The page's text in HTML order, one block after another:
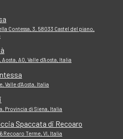
Contessa, 3, 58033 Castel del piano,
AO, Valle d'Aosta, Italia
Valle d'Aosta, Italia
Provincia di Siena, Italia
Spaccata di Recoaro
Recoaro Terme, VI, Italia